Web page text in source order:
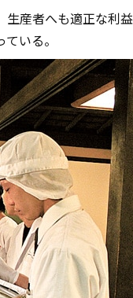
産者へも適正な利
いる。